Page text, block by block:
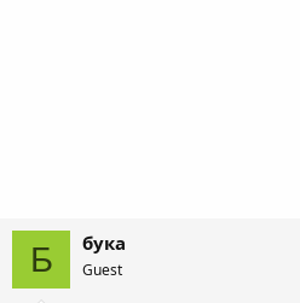
Б бука
Guest